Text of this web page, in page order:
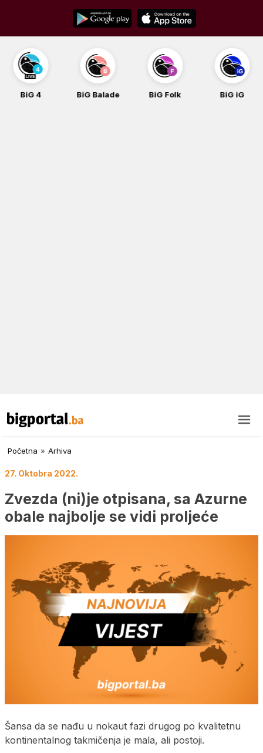
content
BiG Balade BiG Folk BiG iG BiG Rock
Početna » Arhiva
27. Oktobra 2022.
Zvezda (ni)je otpisana, sa Azurne
obale najbolje se vidi proljeće
Šansa da se nađu u nokaut fazi drugog po kvalitetnu
kontinentalnog takmičenja je mala, ali postoji.